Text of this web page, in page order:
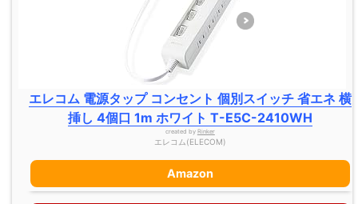
エレコム 電源タップ コンセント 個別スイッチ 省エネ 横
挿し 4個口 1m ホワイト T-E5C-2410WH
created by Rinker
エレコム(ELECOM)
Amazon